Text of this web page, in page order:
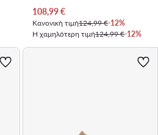
Τρέχουσα τιμή
108,99€
Κανονική τιμή124,99 €-12%
Η χαμηλότερη τιμή124,99 €-12%